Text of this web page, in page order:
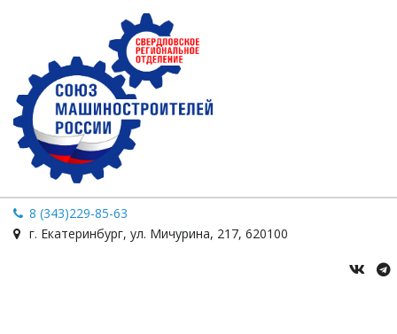
8 (343)229-85-63
г. Екатеринбург, ул. Мичурина, 217, 620100